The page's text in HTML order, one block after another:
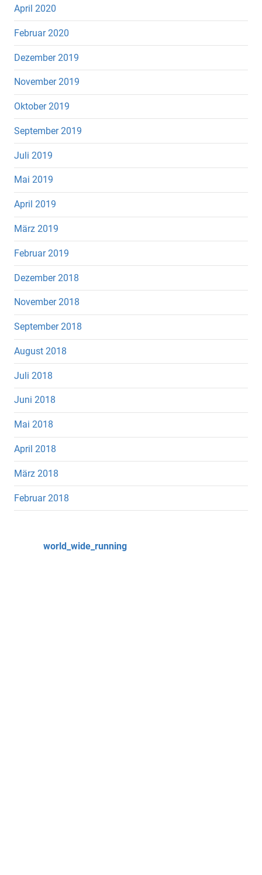
April 2020
Februar 2020
Dezember 2019
November 2019
Oktober 2019
September 2019
Juli 2019
Mai 2019
April 2019
März 2019
Februar 2019
Dezember 2018
November 2018
September 2018
August 2018
Juli 2018
Juni 2018
Mai 2018
April 2018
März 2018
Februar 2018
world_wide_running